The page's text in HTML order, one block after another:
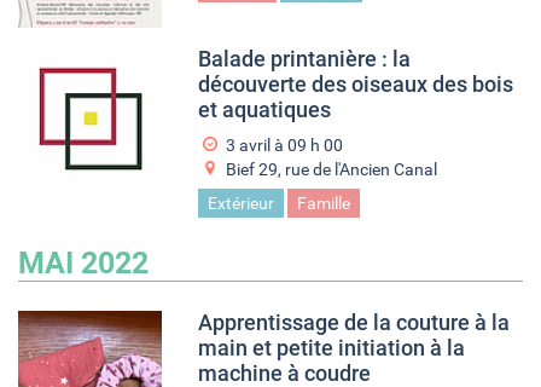
Balade printanière : la
découverte des oiseaux des bois
et aquatiques
3 avril à 09 h 00
Bief 29, rue de l'Ancien Canal
Extérieur
Famille
MAI 2022
Apprentissage de la couture à la
main et petite initiation à la
machine à coudre